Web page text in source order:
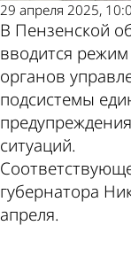
29 апреля 2025,
В Пензенской
вводится
органов
подсистемы
ситуаций.
губернатора
апреля.